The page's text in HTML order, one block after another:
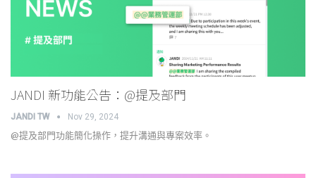
JANDI 新功能公告：@提及部門
JANDI TW Nov 29, 2024
@提及部門功能簡化操作，提升溝通與專案效率。